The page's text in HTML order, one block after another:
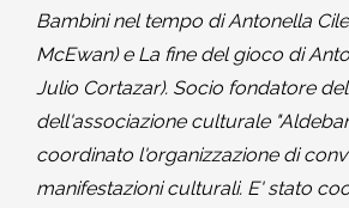
Bambini nel tempo di Antonella
McEwan) e La fine del gioco di
Julio Cortazar). Socio fondatore
dell'associazione culturale
coordinato l'organizzazione di
manifestazioni culturali. E' stato